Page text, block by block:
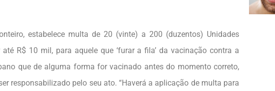
estabelece multa de 20 (vinte) a 200 (duzentos) Unidades
R$ 10 mil, para aquele que ‘furar a fila’ da vacinação contra a
que de alguma forma for vacinado antes do momento correto,
responsabilizado pelo seu ato. “Haverá a aplicação de multa para